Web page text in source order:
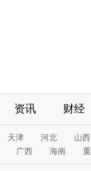
资讯 财经
天津 河北
山西
广西 海南